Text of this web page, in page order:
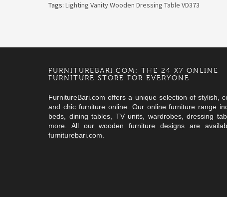
Tags: Lighting Vanity Wooden Dressing Table VD373
FURNITUREBARI.COM: THE 24 X7 ONLINE
FURNITURE STORE FOR EVERYONE
FurnitureBari.com offers a unique selection of stylish,
and chic furniture online. Our online furniture range
beds, dining tables, TV units, wardrobes, dressing
more. All our wooden furniture designs are
furniturebari.com.